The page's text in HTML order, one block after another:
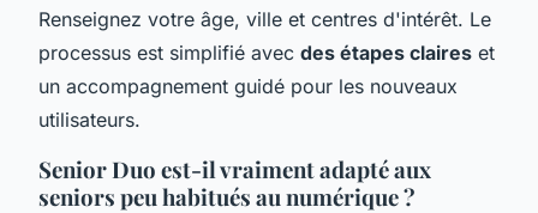
Renseignez votre âge, ville et centres d'intérêt. Le
processus est simplifié avec des étapes claires et
un accompagnement guidé pour les nouveaux
utilisateurs.
Senior Duo est-il vraiment adapté aux
seniors peu habitués au numérique ?